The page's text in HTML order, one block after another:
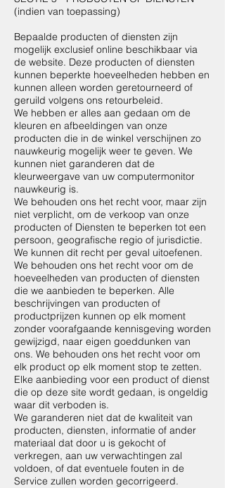
(indien van toepassing)
Bepaalde producten of diensten zijn
mogelijk exclusief online beschikbaar via
de website. Deze producten of diensten
kunnen beperkte hoeveelheden hebben en
kunnen alleen worden geretourneerd of
geruild volgens ons retourbeleid.
We hebben er alles aan gedaan om de
kleuren en afbeeldingen van onze
producten die in de winkel verschijnen zo
nauwkeurig mogelijk weer te geven. We
kunnen niet garanderen dat de
kleurweergave van uw computermonitor
nauwkeurig is.
We behouden ons het recht voor, maar zijn
niet verplicht, om de verkoop van onze
producten of Diensten te beperken tot een
persoon, geografische regio of jurisdictie.
We kunnen dit recht per geval uitoefenen.
We behouden ons het recht voor om de
hoeveelheden van producten of diensten
die we aanbieden te beperken. Alle
beschrijvingen van producten of
productprijzen kunnen op elk moment
zonder voorafgaande kennisgeving worden
gewijzigd, naar eigen goeddunken van
ons. We behouden ons het recht voor om
elk product op elk moment stop te zetten.
Elke aanbieding voor een product of dienst
die op deze site wordt gedaan, is ongeldig
waar dit verboden is.
We garanderen niet dat de kwaliteit van
producten, diensten, informatie of ander
materiaal dat door u is gekocht of
verkregen, aan uw verwachtingen zal
voldoen, of dat eventuele fouten in de
Service zullen worden gecorrigeerd.